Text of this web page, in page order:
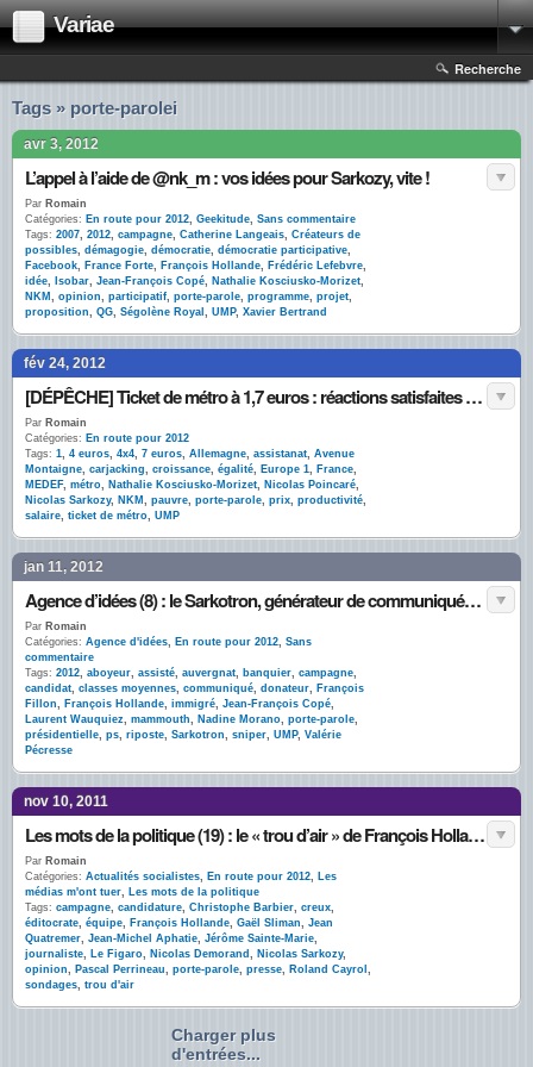
Variae
Recherche
Tags » porte-parolei
avr 3, 2012
L’appel à l’aide de @nk_m : vos idées pour Sarkozy, vite !
Par Romain
Catégories: En route pour 2012, Geekitude, Sans commentaire
Tags: 2007, 2012, campagne, Catherine Langeais, Créateurs de
possibles, démagogie, démocratie, démocratie participative,
Facebook, France Forte, François Hollande, Frédéric Lefebvre,
idée, Isobar, Jean-François Copé, Nathalie Kosciusko-Morizet,
NKM , opinion, participatif, porte-parole, programme, projet,
proposition, QG, Ségolène Royal , UMP, Xavier Bertrand
fév 24, 2012
[DÉPÊCHE] Ticket de métro à 1,7 euros : réactions satisfaites après la découverte de @NK_M
Par Romain
Catégories: En route pour 2012
Tags: 1, 4 euros, 4x4, 7 euros, Allemagne, assistanat, Avenue
Montaigne, carjacking, croissance, égalité, Europe 1, France,
MEDEF, métro, Nathalie Kosciusko-Morizet, Nicolas Poincaré,
Nicolas Sarkozy, NKM , pauvre, porte-parole, prix, productivité,
salaire, ticket de métro, UMP
jan 11, 2012
Agence d’idées (8) : le Sarkotron, générateur de communiqués UMP
Par Romain
Catégories: Agence d'idées, En route pour 2012, Sans
commentaire
Tags: 2012, aboyeur, assisté, auvergnat, banquier, campagne,
candidat, classes moyennes, communiqué, donateur, François
Fillon, François Hollande, immigré, Jean-François Copé,
Laurent Wauquiez, mammouth, Nadine Morano, porte-parole,
présidentielle, ps, riposte, Sarkotron, sniper, UMP, Valérie
Pécresse
nov 10, 2011
Les mots de la politique (19) : le « trou d’air » de François Hollande
Par Romain
Catégories: Actualités socialistes, En route pour 2012, Les
médias m'ont tuer, Les mots de la politique
Tags: campagne, candidature, Christophe Barbier, creux,
éditocrate, équipe, François Hollande, Gaël Sliman, Jean
Quatremer, Jean-Michel Aphatie, Jérôme Sainte-Marie,
journaliste, Le Figaro, Nicolas Demorand , Nicolas Sarkozy,
opinion, Pascal Perrineau, porte-parole, presse, Roland Cayrol ,
sondages, trou d'air
Charger plus
d'entrées...